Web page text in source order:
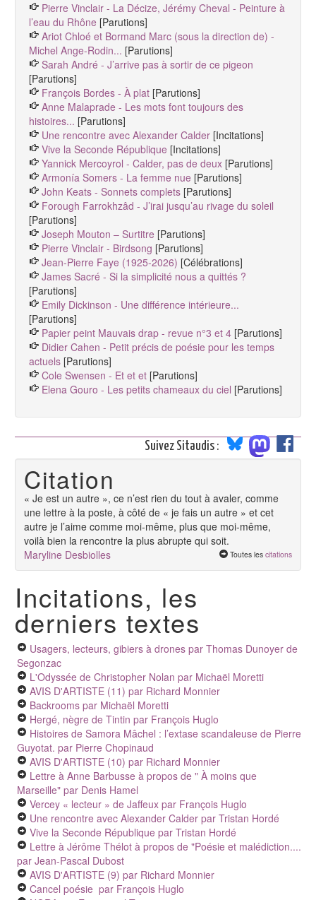
Pierre Vinclair - La Décize, Jérémy Cheval - Peinture à
l’eau du Rhône [Parutions]
Ariot Chloé et Bormand Marc (sous la direction de) -
Michel Ange-Rodin... [Parutions]
Sarah André - J’arrive pas à sortir de ce pigeon
[Parutions]
François Bordes - À plat [Parutions]
Anne Malaprade - Les mots font toujours des
histoires... [Parutions]
Une rencontre avec Alexander Calder [Incitations]
Vive la Seconde République [Incitations]
Yannick Mercoyrol - Calder, pas de deux [Parutions]
Armonía Somers - La femme nue [Parutions]
John Keats - Sonnets complets [Parutions]
Forough Farrokhzâd - J’irai jusqu’au rivage du soleil
[Parutions]
Joseph Mouton – Surtitre [Parutions]
Pierre Vinclair - Birdsong [Parutions]
Jean-Pierre Faye (1925-2026) [Célébrations]
James Sacré - Si la simplicité nous a quittés ?
[Parutions]
Emily Dickinson - Une différence intérieure...
[Parutions]
Papier peint Mauvais drap - revue n°3 et 4 [Parutions]
Didier Cahen - Petit précis de poésie pour les temps
actuels [Parutions]
Cole Swensen - Et et et [Parutions]
Elena Gouro - Les petits chameaux du ciel [Parutions]
Suivez Sitaudis :
Citation
« Je est un autre », ce n’est rien du tout à avaler, comme
une lettre à la poste, à côté de « je fais un autre » et cet
autre je l’aime comme moi-même, plus que moi-même,
voilà bien la rencontre la plus abrupte qui soit.
Maryline Desbiolles
Toutes les citations
Incitations, les
derniers textes
Usagers, lecteurs, gibiers à drones par Thomas Dunoyer de
Segonzac
L'Odyssée de Christopher Nolan par Michaël Moretti
AVIS D'ARTISTE (11) par Richard Monnier
Backrooms par Michaël Moretti
Hergé, nègre de Tintin par François Huglo
Histoires de Samora Mâchel : l’extase scandaleuse de Pierre
Guyotat. par Pierre Chopinaud
AVIS D'ARTISTE (10) par Richard Monnier
Lettre à Anne Barbusse à propos de " À moins que
Marseille" par Denis Hamel
Vercey « lecteur » de Jaffeux par François Huglo
Une rencontre avec Alexander Calder par Tristan Hordé
Vive la Seconde République par Tristan Hordé
Lettre à Jérôme Thélot à propos de "Poésie et malédiction....
par Jean-Pascal Dubost
AVIS D'ARTISTE (9) par Richard Monnier
Cancel poésie par François Huglo